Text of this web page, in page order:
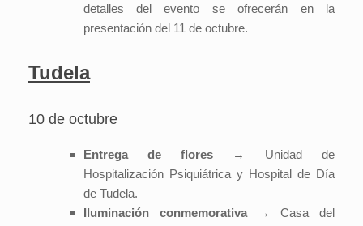
detalles del evento se ofrecerán en la
presentación del 11 de octubre.
Tudela
10 de octubre
Entrega de flores → Unidad de
Hospitalización Psiquiátrica y Hospital de Día
de Tudela.
Iluminación conmemorativa→ Casa del